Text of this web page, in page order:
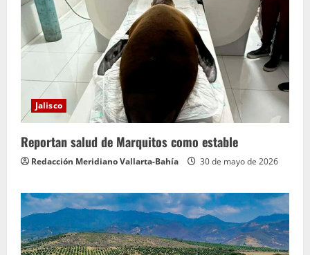
Jalisco
Reportan salud de Marquitos como estable
Redacción Meridiano Vallarta-Bahía 30 de mayo de 2026